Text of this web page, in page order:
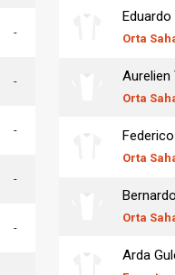
-
-
-
-
-
Orta
Aurelien
Orta
Orta
Orta
Arda